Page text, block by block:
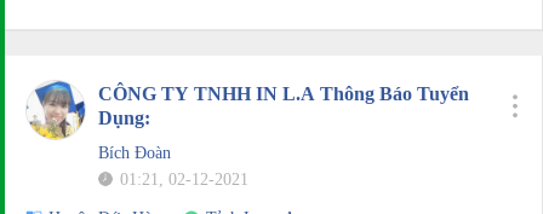
CÔNG TY TNHH IN L.A Thông Báo Tuyển
Dụng:
Bích Đoàn
01:21, 02-12-2021